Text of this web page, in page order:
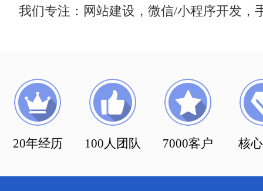
我们专注：网站建设，微信/小程序开发，
20年经历 100人团队 7000客户 核